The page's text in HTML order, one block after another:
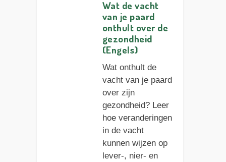
Wat de vacht
van je paard
onthult over de
gezondheid
(Engels)
Wat onthult de
vacht van je paard
over zijn
gezondheid? Leer
hoe veranderingen
in de vacht
kunnen wijzen op
lever-, nier- en